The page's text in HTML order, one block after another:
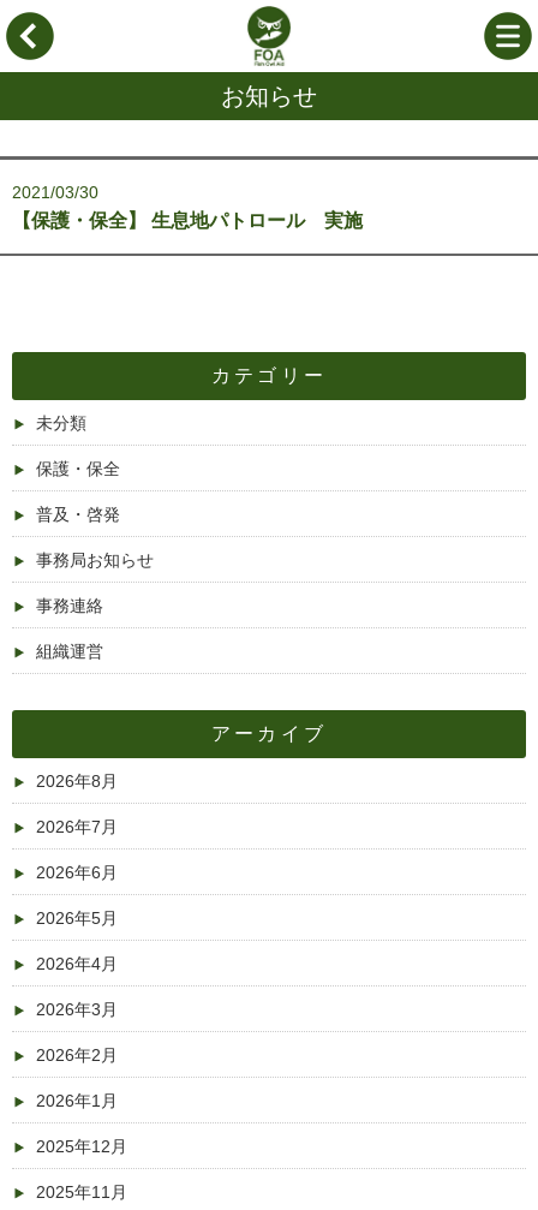
お知らせ
2021/03/30
【保護・保全】 生息地パトロール 実施
カテゴリー
未分類
保護・保全
普及・啓発
事務局お知らせ
事務連絡
組織運営
アーカイブ
2026年8月
2026年7月
2026年6月
2026年5月
2026年4月
2026年3月
2026年2月
2026年1月
2025年12月
2025年11月